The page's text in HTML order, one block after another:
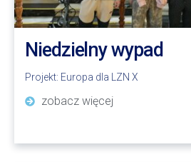
Niedzielny wypad
Projekt: Europa dla LZN X
zobacz więcej